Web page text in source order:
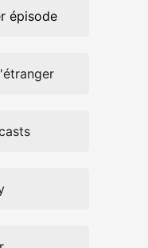
épisode